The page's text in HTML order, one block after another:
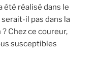
été réalisé dans le
il pas dans la
Chez ce coureur,
susceptibles